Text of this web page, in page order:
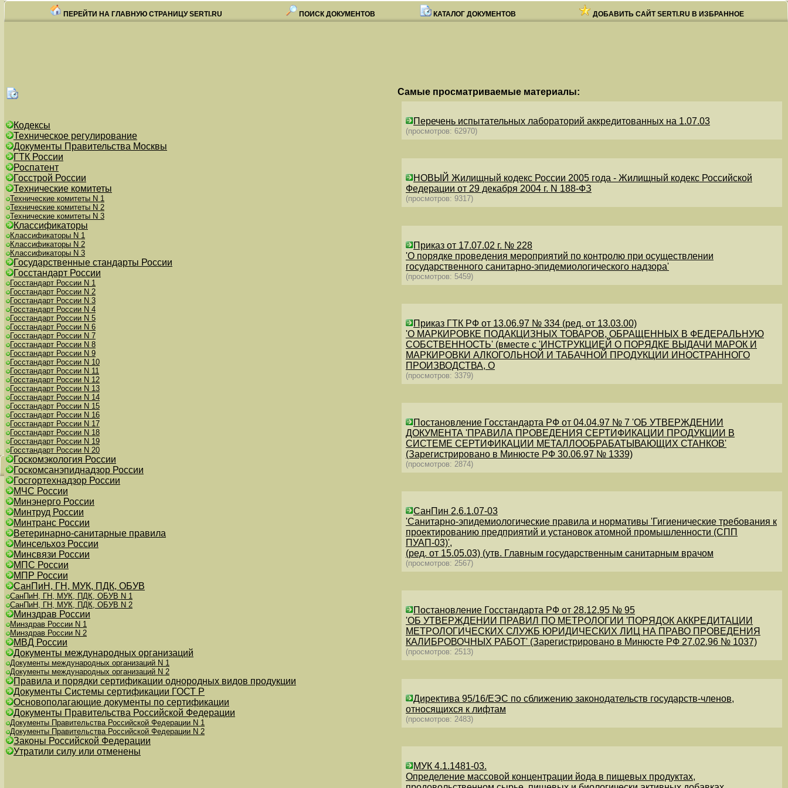
ПЕРЕЙТИ НА ГЛАВНУЮ СТРАНИЦУ SERTI.RU ПОИСК ДОКУМЕНТОВ КАТАЛОГ ДОКУМЕНТОВ ДОБАВИТЬ САЙТ SERTI.RU В ИЗБРАННОЕ
Кодексы
Техническое регулирование
Документы Правительства Москвы
ГТК России
Роспатент
Госстрой России
Технические комитеты
Технические комитеты N 1
Технические комитеты N 2
Технические комитеты N 3
Классификаторы
Классификаторы N 1
Классификаторы N 2
Классификаторы N 3
Государственные стандарты России
Госстандарт России
Госстандарт России N 1
Госстандарт России N 2
Госстандарт России N 3
Госстандарт России N 4
Госстандарт России N 5
Госстандарт России N 6
Госстандарт России N 7
Госстандарт России N 8
Госстандарт России N 9
Госстандарт России N 10
Госстандарт России N 11
Госстандарт России N 12
Госстандарт России N 13
Госстандарт России N 14
Госстандарт России N 15
Госстандарт России N 16
Госстандарт России N 17
Госстандарт России N 18
Госстандарт России N 19
Госстандарт России N 20
Госкомэкология России
Госкомсанэпиднадзор России
Госгортехнадзор России
МЧС России
Минэнерго России
Минтруд России
Минтранс России
Ветеринарно-санитарные правила
Минсельхоз России
Минсвязи России
МПС России
МПР России
СанПиН, ГН, МУК, ПДК, ОБУВ
СанПиН, ГН, МУК, ПДК, ОБУВ N 1
СанПиН, ГН, МУК, ПДК, ОБУВ N 2
Минздрав России
Минздрав России N 1
Минздрав России N 2
МВД России
Документы международных организаций
Документы международных организаций N 1
Документы международных организаций N 2
Правила и порядки сертификации однородных видов продукции
Документы Системы сертификации ГОСТ Р
Основополагающие документы по сертификации
Документы Правительства Российской Федерации
Документы Правительства Российской Федерации N 1
Документы Правительства Российской Федерации N 2
Законы Российской Федерации
Утратили силу или отменены
Самые просматриваемые материалы:
Перечень испытательных лабораторий аккредитованных на 1.07.03
(просмотров: 62970)
НОВЫЙ Жилищный кодекс России 2005 года - Жилищный кодекс Российской
Федерации от 29 декабря 2004 г. N 188-ФЗ
(просмотров: 9317)
Приказ от 17.07.02 г. № 228
'О порядке проведения мероприятий по контролю при осуществлении
государственного санитарно-эпидемиологического надзора'
(просмотров: 5459)
Приказ ГТК РФ от 13.06.97 № 334 (ред. от 13.03.00)
'О МАРКИРОВКЕ ПОДАКЦИЗНЫХ ТОВАРОВ, ОБРАЩЕННЫХ В ФЕДЕРАЛЬНУЮ
СОБСТВЕННОСТЬ' (вместе с 'ИНСТРУКЦИЕЙ О ПОРЯДКЕ ВЫДАЧИ МАРОК И
МАРКИРОВКИ АЛКОГОЛЬНОЙ И ТАБАЧНОЙ ПРОДУКЦИИ ИНОСТРАННОГО
ПРОИЗВОДСТВА, О
(просмотров: 3379)
Постановление Госстандарта РФ от 04.04.97 № 7 'ОБ УТВЕРЖДЕНИИ
ДОКУМЕНТА 'ПРАВИЛА ПРОВЕДЕНИЯ СЕРТИФИКАЦИИ ПРОДУКЦИИ В
СИСТЕМЕ СЕРТИФИКАЦИИ МЕТАЛЛООБРАБАТЫВАЮЩИХ СТАНКОВ'
(Зарегистрировано в Минюсте РФ 30.06.97 № 1339)
(просмотров: 2874)
СанПин 2.6.1.07-03
'Санитарно-эпидемиологические правила и нормативы 'Гигиенические требования к
проектированию предприятий и установок атомной промышленности (СПП
ПУАП-03)',
(ред. от 15.05.03) (утв. Главным государственным санитарным врачом
(просмотров: 2567)
Постановление Госстандарта РФ от 28.12.95 № 95
'ОБ УТВЕРЖДЕНИИ ПРАВИЛ ПО МЕТРОЛОГИИ 'ПОРЯДОК АККРЕДИТАЦИИ
МЕТРОЛОГИЧЕСКИХ СЛУЖБ ЮРИДИЧЕСКИХ ЛИЦ НА ПРАВО ПРОВЕДЕНИЯ
КАЛИБРОВОЧНЫХ РАБОТ' (Зарегистрировано в Минюсте РФ 27.02.96 № 1037)
(просмотров: 2513)
Директива 95/16/ЕЭС по сближению законодательств государств-членов,
относящихся к лифтам
(просмотров: 2483)
МУК 4.1.1481-03.
Определение массовой концентрации йода в пищевых продуктах,